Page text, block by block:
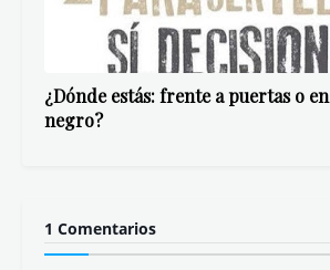
¿Dónde estás: frente a puertas o
negro?
1 Comentarios